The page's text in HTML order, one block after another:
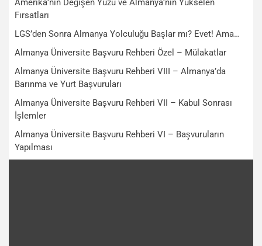
Amerika’nın Değişen Yüzü ve Almanya’nın Yükselen
Fırsatları
LGS’den Sonra Almanya Yolculuğu Başlar mı? Evet! Ama…
Almanya Üniversite Başvuru Rehberi Özel – Mülakatlar
Almanya Üniversite Başvuru Rehberi VIII – Almanya’da
Barınma ve Yurt Başvuruları
Almanya Üniversite Başvuru Rehberi VII – Kabul Sonrası
İşlemler
Almanya Üniversite Başvuru Rehberi VI – Başvuruların
Yapılması